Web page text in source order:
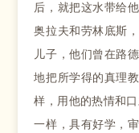
后，就把这水带给
奥拉夫和劳林底斯
儿子，他们曾在路
地把所学得的真理
样，用他的热情和
一样，具有好学，